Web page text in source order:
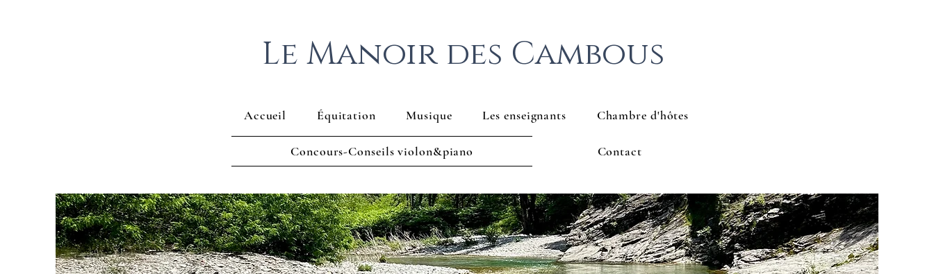
Le Manoir des Cambous
Accueil Équitation Musique Les enseignants Chambre d'hôtes
Concours-Conseils violon&piano Contact